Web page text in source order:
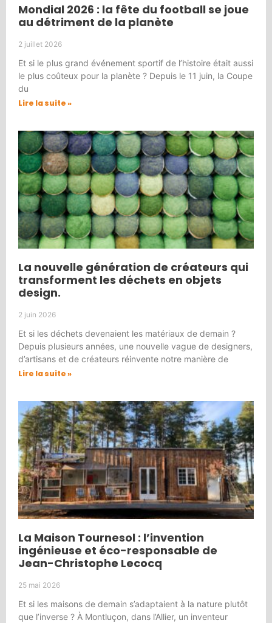
Mondial 2026 : la fête du football se joue
au détriment de la planète
2 juillet 2026
Et si le plus grand événement sportif de l’histoire était aussi
le plus coûteux pour la planète ? Depuis le 11 juin, la Coupe
du
Lire la suite »
La nouvelle génération de créateurs qui
transforment les déchets en objets
design.
2 juin 2026
Et si les déchets devenaient les matériaux de demain ?
Depuis plusieurs années, une nouvelle vague de designers,
d’artisans et de créateurs réinvente notre manière de
Lire la suite »
La Maison Tournesol : l’invention
ingénieuse et éco-responsable de
Jean-Christophe Lecocq
25 mai 2026
Et si les maisons de demain s’adaptaient à la nature plutôt
que l’inverse ? À Montluçon, dans l’Allier, un inventeur